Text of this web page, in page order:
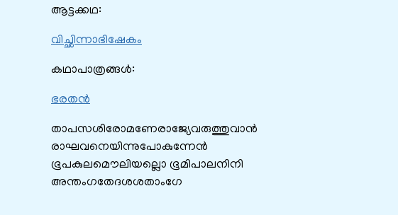
ആട്ടക്കഥ:
വിച്ഛിന്നാഭിഷേകം
കഥാപാത്രങ്ങൾ:
ഭരതൻ
താപസശിരോമണേരാജ്യേവരുത്തുവാന്‍
രാഘവനെയിന്നുപോകുന്നേന്‍
ഭൂപകുലമൌലിയല്ലൊ ഭൂമിപാലനിനി
അന്തംഗതേദശശതാംഗേ